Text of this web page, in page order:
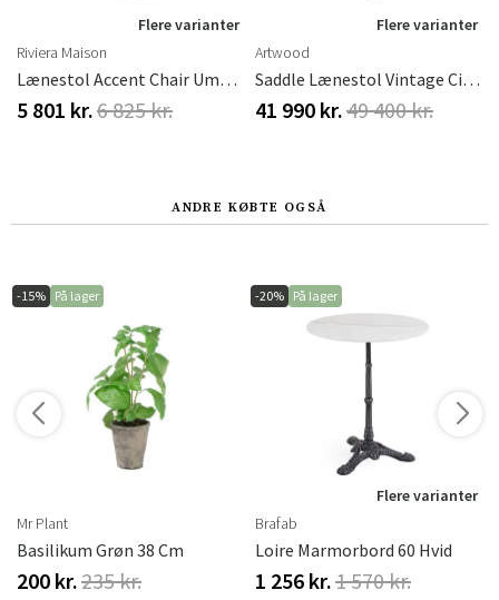
Flere varianter
Riviera Maison
Lænestol Accent Chair Umber Brown
5 801 kr.6 825 kr.
Flere varianter
Artwood
Saddle Lænestol Vintage Cigar
41 990 kr.49 400 kr.
ANDRE KØBTE OGSÅ
-15% På lager
Mr Plant
Basilikum Grøn 38 Cm
200 kr.235 kr.
-20% På lager
Flere varianter
Brafab
Loire Marmorbord 60 Hvid
1 256 kr.1 570 kr.